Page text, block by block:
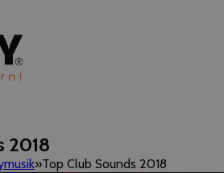
2018
Top Club Sounds 2018